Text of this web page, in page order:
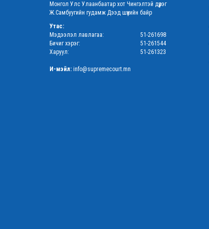
Монгол Улс Улаанбаатар хот Чингэлтэй дүүрэг
Ж.Самбуугийн гудамж Дээд шүүхийн байр
Утас:
Мэдээлэл лавлагаа:
51-261698
Бичиг хэрэг:
51-261544
Харуул:
51-261323
И-мэйл: info@supremecourt.mn